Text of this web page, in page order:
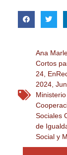
Ana
Cortos
24,
2024,
Sociales
de
Social y